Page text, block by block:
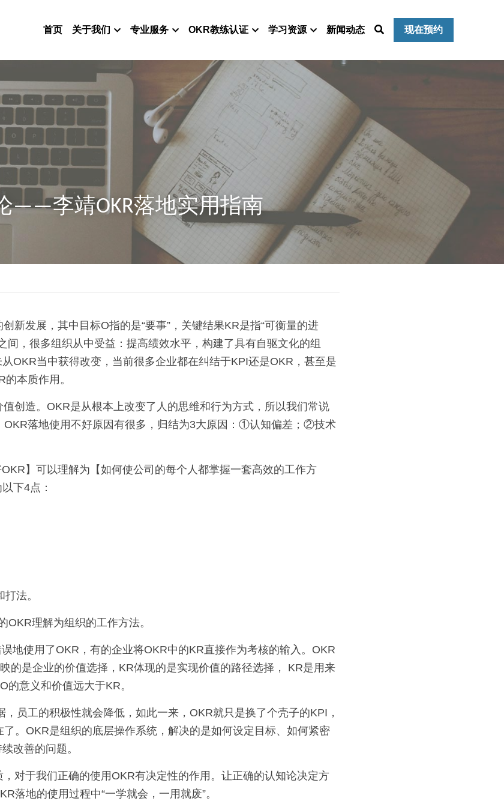
首页 关于我们 专业服务 OKR教练认证 学习资源 新闻动态 现在预约
——李靖OKR落地实用指南
间，很多组织从中受益：提高绩效水平，构建了具有自驱文化的组
OKR当中获得改变，当前很多企业都在纠结于KPI还是OKR，甚至是
本质作用。
OKR落地使用不好原因有很多，归结为3大原因：①认知偏差；②技术
下4点：
法。
OKR理解为组织的工作方法。
的是企业的价值选择，KR体现的是实现价值的路径选择， KR是用来
的意义和价值远大于KR。
。OKR是组织的底层操作系统，解决的是如何设定目标、如何紧密
改善的问题。
落地的使用过程中“一学就会，一用就废”。